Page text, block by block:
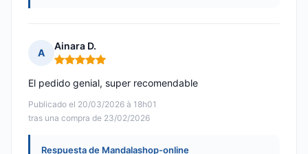
A
Ainara D.
Nota: 5 de 5
Publicado el 20/03/2026 à 18h01
tras una compra de 23/02/2026
El pedido genial, super recomendable
Respuesta de Mandalashop-online